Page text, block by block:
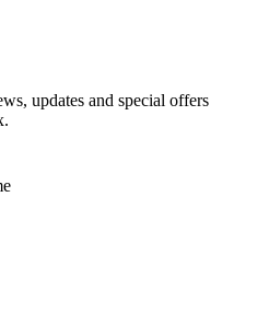
updates and special offers